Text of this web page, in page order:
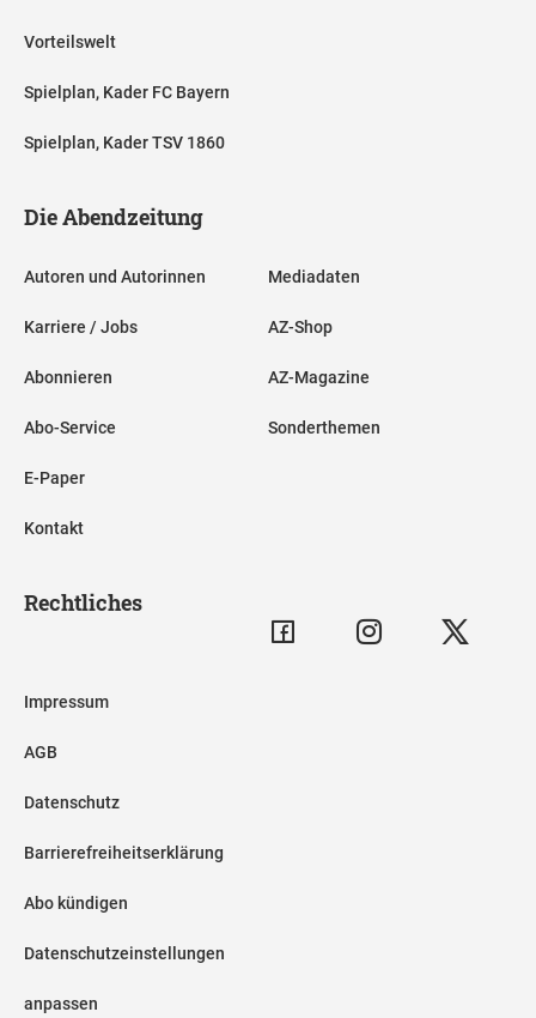
Vorteilswelt
Spielplan, Kader FC Bayern
Spielplan, Kader TSV 1860
Die Abendzeitung
Autoren und Autorinnen
Karriere / Jobs
Abonnieren
Abo-Service
E-Paper
Kontakt
Mediadaten
AZ-Shop
AZ-Magazine
Sonderthemen
Rechtliches
Impressum
AGB
Datenschutz
Barrierefreiheitserklärung
Abo kündigen
Datenschutzeinstellungen
anpassen